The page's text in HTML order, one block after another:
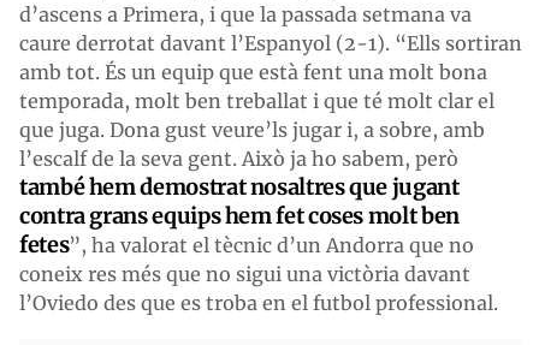
d’ascens a Primera, i que la passada setmana va
caure derrotat davant l’Espanyol (2-1). “Ells sortiran
amb tot. És un equip que està fent una molt bona
temporada, molt ben treballat i que té molt clar el
que juga. Dona gust veure’ls jugar i, a sobre, amb
l’escalf de la seva gent. Això ja ho sabem, però
també hem demostrat nosaltres que jugant
contra grans equips hem fet coses molt ben
fetes”, ha valorat el tècnic d’un Andorra que no
coneix res més que no sigui una victòria davant
l’Oviedo des que es troba en el futbol professional.